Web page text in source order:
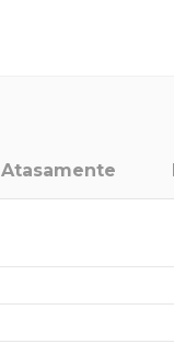
Atasamente